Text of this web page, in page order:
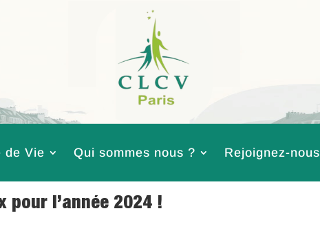
de Vie Qui sommes nous ? Rejoignez-nous
pour l’année 2024 !